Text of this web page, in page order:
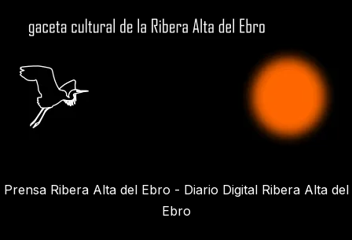
Prensa Ribera Alta del Ebro - Diario Digital Ribera Alta del
Ebro